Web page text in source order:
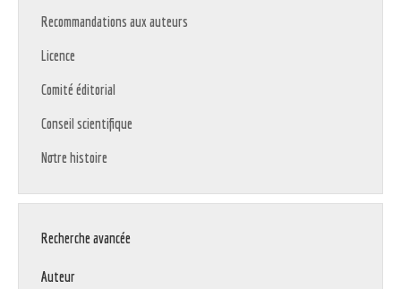
Recommandations aux auteurs
Licence
Comité éditorial
Conseil scientifique
Notre histoire
Recherche avancée
Auteur